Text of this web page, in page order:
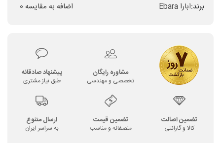
برند:ابارا Ebara اضافه به مقایسه 0
مشاوره رایگان
تخصصی و مهندسی
پیشنهاد صادقانه
طبق نیاز مشتری
تضمین اصالت
کالا و گارانتی
تضمین قیمت
منصفانه و مناسب
ارسال متنوع
به سراسر ایران